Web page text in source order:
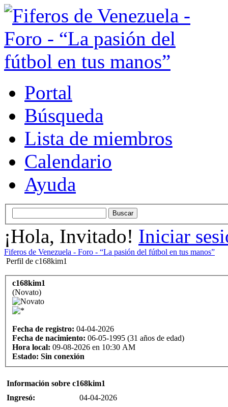
Portal
Búsqueda
Lista de miembros
Calendario
Ayuda
¡Hola, Invitado! Iniciar
Fiferos de Venezuela - Foro - “La pasión del fútbol en tus manos”
Perfil de c168kim1
c168kim1
(Novato)
Fecha de registro: 04-04-2026
Fecha de nacimiento: 06-05-1995 (31 años de edad)
Hora local: 09-08-2026 en 10:30 AM
Estado: Sin conexión
Información sobre c168kim1
Ingresó:
04-04-2026